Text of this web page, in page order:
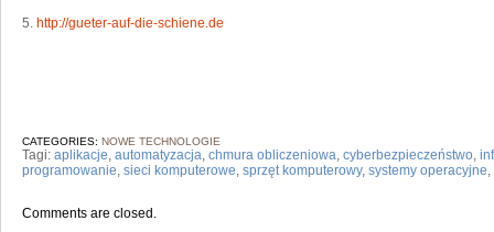
5. http://gueter-auf-die-schiene.de
CATEGORIES: NOWE TECHNOLOGIE
Tagi: aplikacje, automatyzacja, chmura obliczeniowa, cyberbezpieczeństwo,
programowanie, sieci komputerowe, sprzęt komputerowy, systemy operacyjne,
Comments are closed.